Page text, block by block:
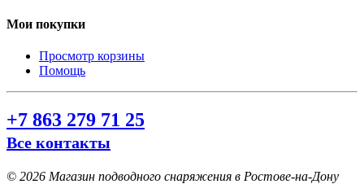
Мои покупки
Просмотр корзины
Помощь
+7 863 279 71 25
Все контакты
© 2026 Магазин подводного снаряжения в Ростове-на-Дону